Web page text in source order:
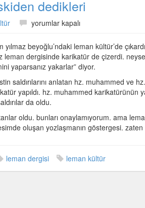
dedikleri
Cem
eskiden
dedikleri
için
yorumlar kapalı
beyoğlu’ndaki leman kültür’de
leman dergisinde karikatür de çizerdi.
yaparsanız yakarlar” diyor.
saldırılarını anlatan hz. muhammed ve
yapıldı. hz. muhammed karikatürünün
da oldu.
oldu. bunları onaylamıyorum. ama
oluşan yozlaşmanın göstergesi.
leman dergisi leman kültür